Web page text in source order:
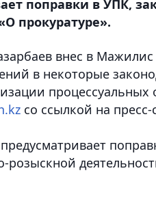
поправки в УПК,
прокуратуре».
внес в
в некоторые
процессуальных
со ссылкой на